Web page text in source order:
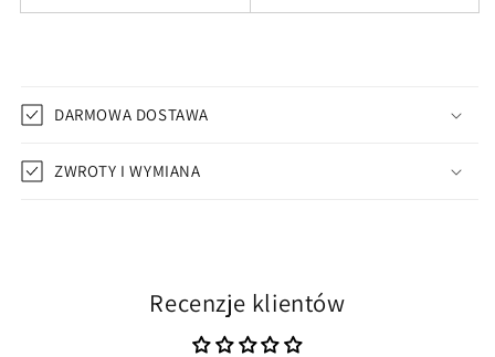
DARMOWA DOSTAWA
ZWROTY I WYMIANA
Recenzje klientów